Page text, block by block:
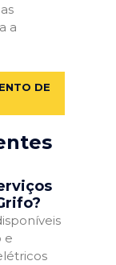
a
DE
e